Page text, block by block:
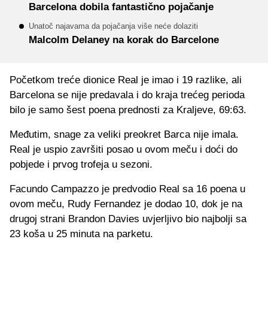
Barcelona dobila fantastično pojačanje
Unatoč najavama da pojačanja više neće dolaziti
Malcolm Delaney na korak do Barcelone
Početkom treće dionice Real je imao i 19 razlike, ali
Barcelona se nije predavala i do kraja trećeg perioda
bilo je samo šest poena prednosti za Kraljeve, 69:63.
Međutim, snage za veliki preokret Barca nije imala.
Real je uspio završiti posao u ovom meču i doći do
pobjede i prvog trofeja u sezoni.
Facundo Campazzo je predvodio Real sa 16 poena u
ovom meču, Rudy Fernandez je dodao 10, dok je na
drugoj strani Brandon Davies uvjerljivo bio najbolji sa
23 koša u 25 minuta na parketu.